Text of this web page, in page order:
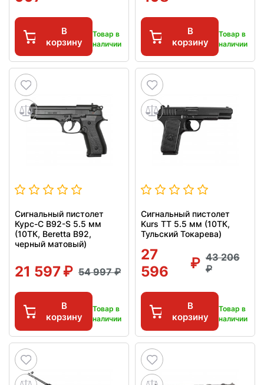
В
корзину
Товар в
наличии
В
корзину
Товар в
наличии
Сигнальный пистолет
Курс-С B92-S 5.5 мм
(10ТК, Beretta B92,
черный матовый)
21 597 54 997
В
корзину
Товар в
наличии
Сигнальный пистолет
Kurs ТТ 5.5 мм (10ТК,
Тульский Токарева)
27
596
43 206
В
корзину
Товар в
наличии